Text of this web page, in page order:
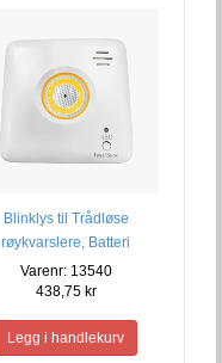
Blinklys til Trådløse
røykvarslere, Batteri
Varenr: 13540
438,75 kr